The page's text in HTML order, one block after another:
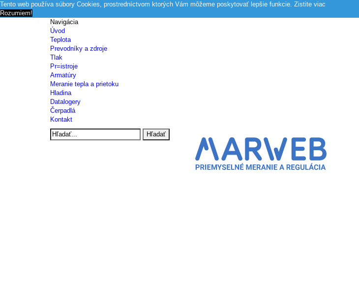
Tento web používa súbory Cookies, prostredníctvom ktorých Vám môžeme poskytovať lepšie funkcie. Zistite viac
Rozumiem!
Navigácia
Úvod
Teplota
Prevodníky a zdroje
Tlak
Pr=istroje
Armatúry
Meranie tepla a prietoku
Hladina
Datalogery
Čerpadlá
Kontakt
Hľadať